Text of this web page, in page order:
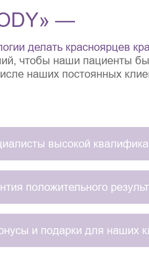
—
делать красноярцев
чтобы наши пациенты
наших постоянных
высокой
положительного
и подарки для наших